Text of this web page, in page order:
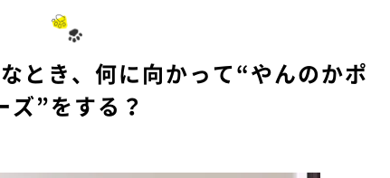
とき、何に向かって“やんのかポ
ズ”をする？